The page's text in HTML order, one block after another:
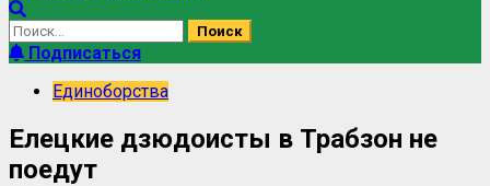
Подписаться
Единоборства
Елецкие дзюдоисты в Трабзон не
поедут